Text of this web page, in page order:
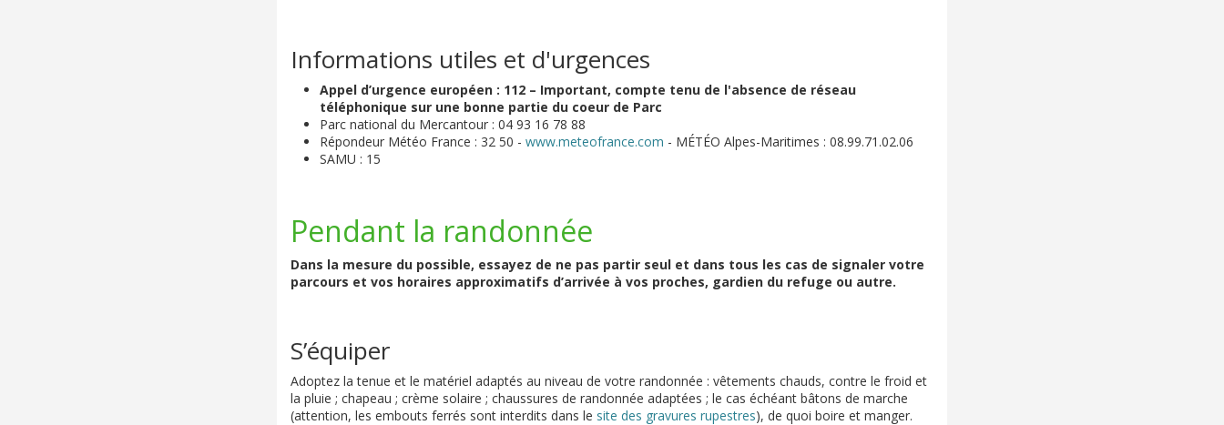
Informations utiles et d'urgences
Appel d’urgence européen : 112 – Important, compte tenu de l'absence de réseau
téléphonique sur une bonne partie du coeur de Parc
Parc national du Mercantour : 04 93 16 78 88
Répondeur Météo France : 32 50 - www.meteofrance.com - MÉTÉO Alpes-Maritimes : 08.99.71.02.06
SAMU : 15
Pendant la randonnée
Dans la mesure du possible, essayez de ne pas partir seul et dans tous les cas de signaler votre
parcours et vos horaires approximatifs d’arrivée à vos proches, gardien du refuge ou autre.
S’équiper
Adoptez la tenue et le matériel adaptés au niveau de votre randonnée : vêtements chauds, contre le froid et
la pluie ; chapeau ; crème solaire ; chaussures de randonnée adaptées ; le cas échéant bâtons de marche
(attention, les embouts ferrés sont interdits dans le site des gravures rupestres), de quoi boire et manger.